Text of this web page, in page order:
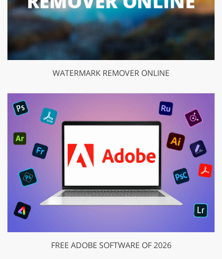
WATERMARK REMOVER ONLINE
FREE ADOBE SOFTWARE OF 2026